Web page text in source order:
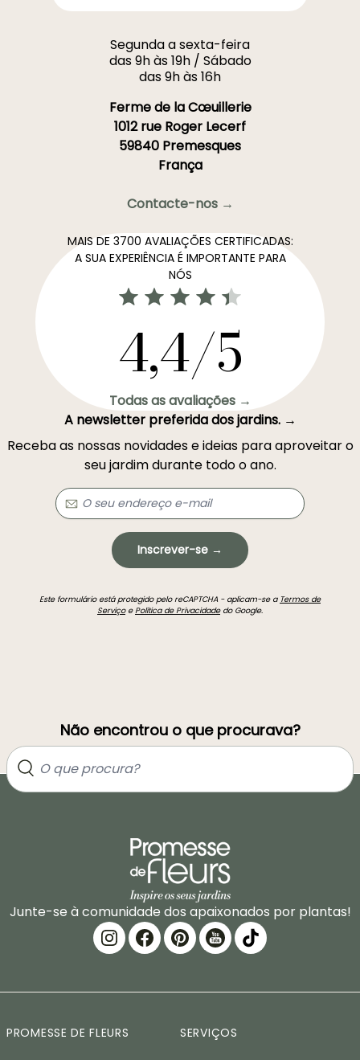
Segunda a sexta-feira
das 9h às 19h / Sábado
das 9h às 16h
Ferme de la Cœuillerie
1012 rue Roger Lecerf
59840 Premesques
França
Contacte-nos →
MAIS DE 3700 AVALIAÇÕES CERTIFICADAS:
A SUA EXPERIÊNCIA É IMPORTANTE PARA
NÓS
4,4/5
Todas as avaliações →
A newsletter preferida dos jardins. →
Receba as nossas novidades e ideias para aproveitar o
seu jardim durante todo o ano.
Inscrever-se →
Este formulário está protegido pelo reCAPTCHA - aplicam-se a Termos de
ServiçoePolítica de Privacidadedo Google.
Não encontrou o que procurava?
Junte-se à comunidade dos apaixonados por plantas!
PROMESSE DE FLEURS SERVIÇOS